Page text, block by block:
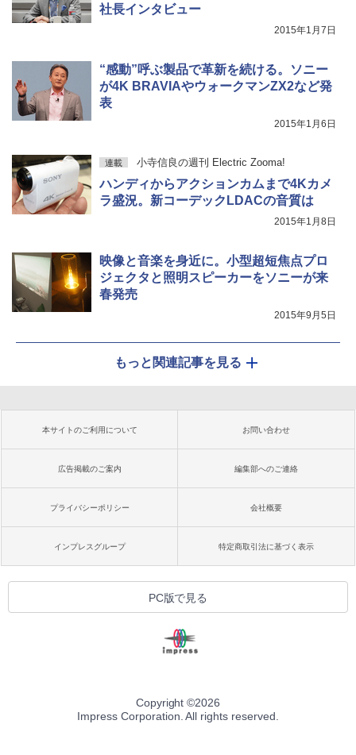
社長インタビュー
2015年1月7日
“感動”呼ぶ製品で革新を続ける。ソニー
が4K BRAVIAやウォークマンZX2など発
表
2015年1月6日
連載 小寺信良の週刊 Electric Zooma!
ハンディからアクションカムまで4Kカメ
ラ盛況。新コーデックLDACの音質は
2015年1月8日
映像と音楽を身近に。小型超短焦点プロ
ジェクタと照明スピーカーをソニーが来
春発売
2015年9月5日
もっと関連記事を見る
本サイトのご利用について お問い合わせ
広告掲載のご案内 編集部へのご連絡
プライバシーポリシー 会社概要
インプレスグループ 特定商取引法に基づく表示
PC版で見る
Copyright ©2026
Impress Corporation. All rights reserved.